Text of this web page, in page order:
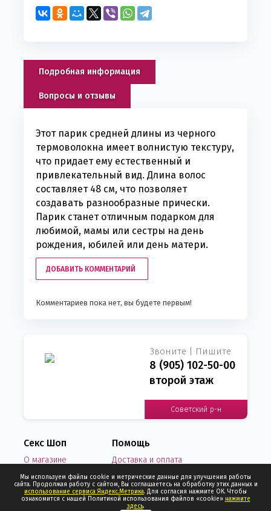
Подробная информация
Вопросы и отзывы
Этот парик средней длины из черного
термоволокна имеет волнистую текстуру,
что придает ему естественный и
привлекательный вид. Длина волос
составляет 48 см, что позволяет
создавать разнообразные прически.
Парик станет отличным подарком для
любимой, мамы или сестры на день
рождения, юбилей или день матери.
ДОБАВИТЬ КОММЕНТАРИЙ
Комментариев пока нет, вы будете первым!
Звоните | Пишите
8 (905) 102-50-00
второй этаж
Советский р-н
Секс Шоп
О магазине
Новости
Отзывы о нас
Контакты
Помощь
Доставка и оплата
Написать нам письмо
Узнать статус заказа
Политика конфиденциальности
Мы используем файлы cookie и метрические данные для улучшения работы
сайта. Продолжая работу с сайтом, Вы соглашаетесь на обработку этих данных и
использование сервиса Яндекс.Метрика. Для согласия нажмите ОК. Чтобы
ознакомится с нашей Политикой использования файлов «cookie» нажмите
здесь.